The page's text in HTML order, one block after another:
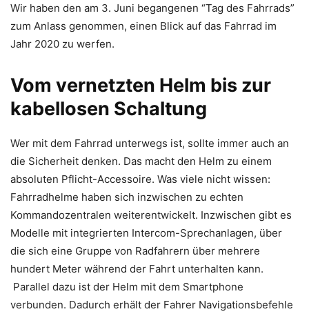
Wir haben den am 3. Juni begangenen “Tag des Fahrrads”
zum Anlass genommen, einen Blick auf das Fahrrad im
Jahr 2020 zu werfen.
Vom vernetzten Helm bis zur
kabellosen Schaltung
Wer mit dem Fahrrad unterwegs ist, sollte immer auch an
die Sicherheit denken. Das macht den Helm zu einem
absoluten Pflicht-Accessoire. Was viele nicht wissen:
Fahrradhelme haben sich inzwischen zu echten
Kommandozentralen weiterentwickelt. Inzwischen gibt es
Modelle mit integrierten Intercom-Sprechanlagen, über
die sich eine Gruppe von Radfahrern über mehrere
hundert Meter während der Fahrt unterhalten kann.
Parallel dazu ist der Helm mit dem Smartphone
verbunden. Dadurch erhält der Fahrer Navigationsbefehle